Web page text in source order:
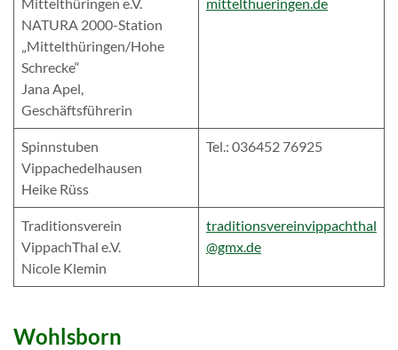
NATURA 2000-Station
„Mittelthüringen/Hohe
Schrecke“
Jana Apel,
Geschäftsführerin
Spinnstuben
Vippachedelhausen
Heike Rüss
Tel.: 036452 76925
Traditionsverein
VippachThal e.V.
Nicole Klemin
traditionsvereinvippachthal
@gmx.de
Wohlsborn